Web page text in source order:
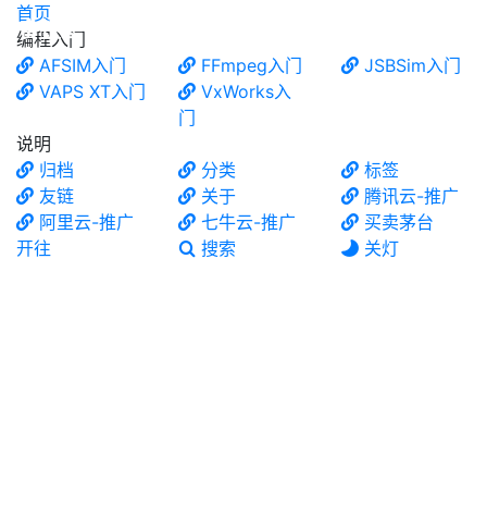
食铁兽
首页
编程入门
AFSIM入门
FFmpeg入门
JSBSim入门
VAPS XT入门
VxWorks入
门
说明
归档
分类
标签
友链
关于
腾讯云-推广
阿里云-推广
七牛云-推广
买卖茅台
开往
搜索 关灯